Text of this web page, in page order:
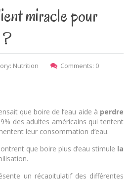
miracle pour
Nutrition Comments: 0
que boire de l’eau aide à perdre
des adultes américains qui tentent
leur consommation d’eau.
que boire plus d’eau stimule la
un récapitulatif des différentes